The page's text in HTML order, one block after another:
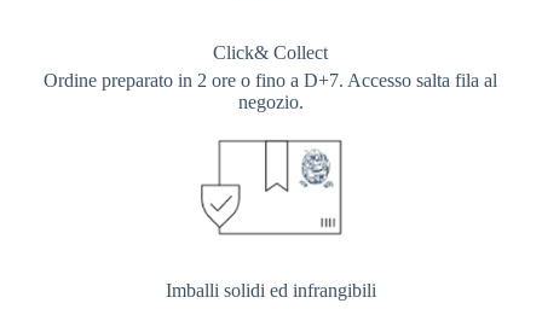
Click& Collect
Ordine preparato in 2 ore o fino a D+7. Accesso salta fila al
negozio.
Imballi solidi ed infrangibili